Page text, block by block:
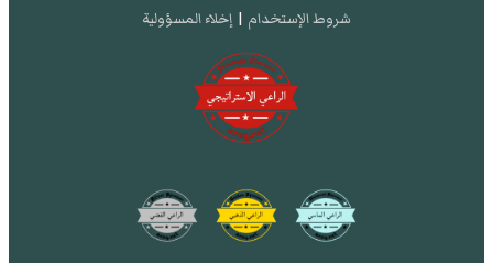
شروط الإستخدام | إخلاء المسؤولية